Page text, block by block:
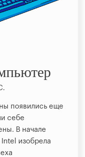
появились еще
себе
В начале
изобрела